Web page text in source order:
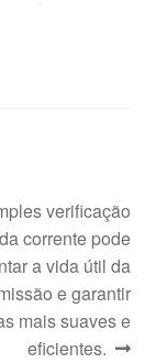
verificação
corrente pode
a vida útil da
e garantir
mais suaves e
eficientes.